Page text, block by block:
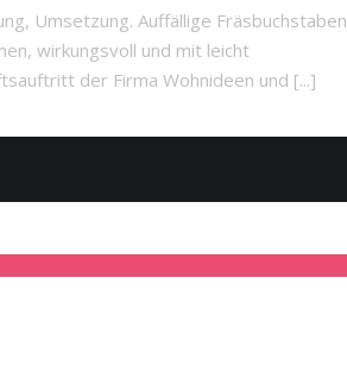
Umsetzung. Auffällige Fräsbuchstaben
wirkungsvoll und mit leicht
der Firma Wohnideen und [...]